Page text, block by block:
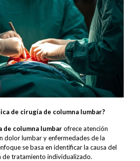
de cirugía de columna lumbar?
de columna lumbarofrece atención
dolor lumbar y enfermedades de la
se basa en identificar la causa del
de tratamiento individualizado.